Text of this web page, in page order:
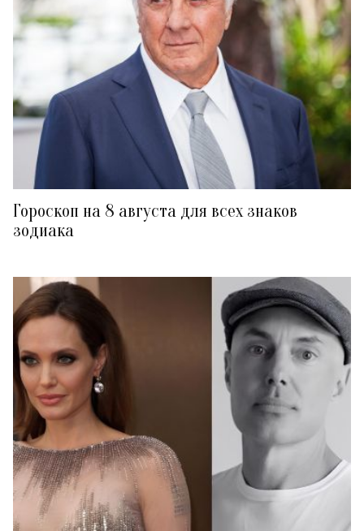
Гороскоп на 8 августа для всех знаков
зодиака